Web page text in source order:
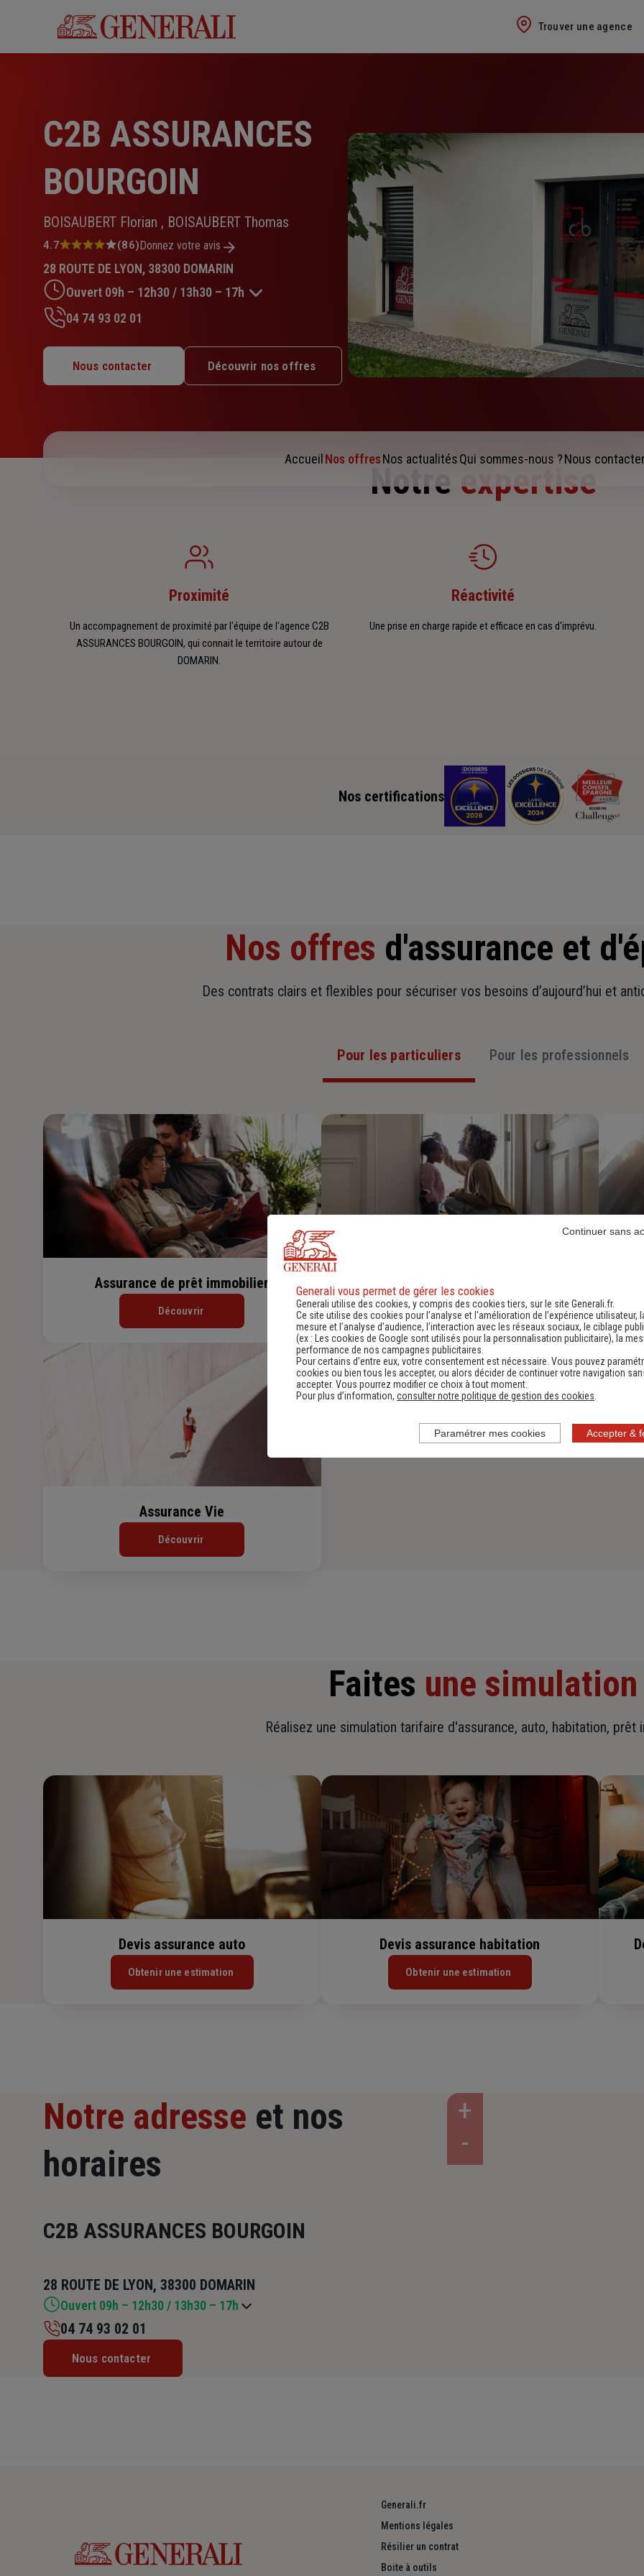
Trouver une agence
C2B ASSURANCES
BOURGOIN
BOISAUBERT Florian , BOISAUBERT Thomas
Note
4.7
sur
5
étoiles
4.7 (86)Donnez votre avis
28 ROUTE DE LYON, 38300 DOMARIN
Ouvert 09h – 12h30 / 13h30 – 17h
Mercredi : 09h – 12h30 / 13h30 – 17h
Jeudi : 09h – 12h30 / 13h30 – 17h
04 74 93 02 01
Nous contacter Découvrir nos offres
Accueil Nos offresNos actualitésQui sommes-nous ?Nous contacter
Notre expertise
Proximité
Un accompagnement de proximité par l'équipe de l'agence C2B
ASSURANCES BOURGOIN, qui connait le territoire autour de
DOMARIN.
Réactivité
Une prise en charge rapide et efficace en cas d'imprévu.
Nos certifications
Nos offres d'assurance et
Des contrats clairs et flexibles pour sécuriser vos besoins d’aujourd’hui et
Pour les particuliers Pour les professionnels
Assurance de prêt immobilier
Découvrir
Assurance Habitation
Découvrir
Assurance Vie
Découvrir
Faites une simulation
Réalisez une simulation tarifaire d'assurance, auto, habitation, prêt
Devis assurance auto
Obtenir une estimation
Devis assurance habitation
Obtenir une estimation
Notre adresse et nos
horaires
C2B ASSURANCES BOURGOIN
28 ROUTE DE LYON, 38300 DOMARIN
Ouvert 09h – 12h30 / 13h30 – 17h
Mardi : 09h – 12h30
04 74 93 02 01
Nous contacter
Generali.fr
Mentions légales
Résilier un contrat
Boite à outils
Generali vous permet de gérer les cookies
Generali utilise des cookies, y compris des cookies tiers, sur le site Generali.fr.
Ce site utilise des cookies pour l’analyse et l'amélioration de l’expérience utilisateur,
mesure et l’analyse d’audience, l’interaction avec les réseaux sociaux, le ciblage
(ex :
Les cookies de Google sont utilisés pour la personnalisation publicitaire), la
performance de nos campagnes publicitaires.
Pour certains d’entre eux, votre consentement est nécessaire. Vous pouvez
cookies ou bien tous les accepter, ou alors décider de continuer votre navigation
accepter. Vous pourrez modifier ce choix à tout moment.
Pour plus d’information, consulter notre politique de gestion des cookies
Accepter &
Continuer sans
Paramétrer mes cookies